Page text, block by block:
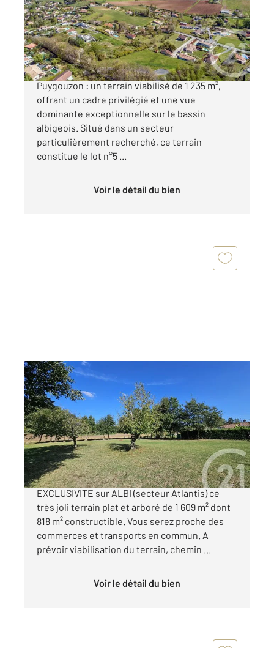
Terrain à vendre
89 000 €
Opportunité rare sur les hauteurs de
Puygouzon : un terrain viabilisé de 1 235 m²,
offrant un cadre privilégié et une vue
dominante exceptionnelle sur le bassin
albigeois. Situé dans un secteur
particulièrement recherché, ce terrain
constitue le lot n°5 ...
Voir le détail du bien
ALBI 81
1609 m2
Ref : 1264
Terrain à vendre
92 500 €
CENTURY21 PLEINSUD vous propose en
EXCLUSIVITE sur ALBI (secteur Atlantis) ce
très joli terrain plat et arboré de 1 609 m² dont
818 m² constructible. Vous serez proche des
commerces et transports en commun. A
prévoir viabilisation du terrain, chemin ...
Voir le détail du bien